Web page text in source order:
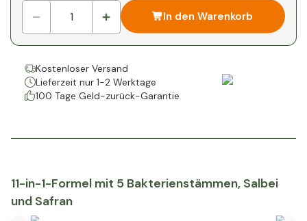
In den Warenkorb
Kostenloser Versand
Lieferzeit nur 1-2 Werktage
100 Tage Geld-zurück-Garantie
11-in-1-Formel mit 5 Bakterienstämmen, Salbei
und Safran